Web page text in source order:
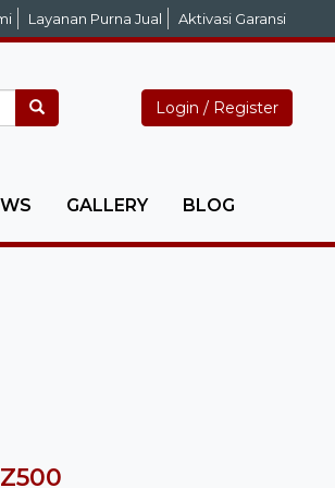
Layanan Purna Jual Aktivasi Garansi
Login / Register
GALLERY BLOG